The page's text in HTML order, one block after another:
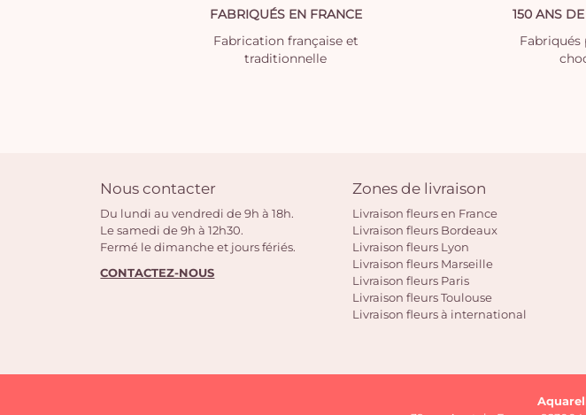
FABRIQUÉS EN FRANCE
Fabrication française et
traditionnelle
150 ANS
Nous contacter
Du lundi au vendredi de 9h à 18h.
Le samedi de 9h à 12h30.
Fermé le dimanche et jours fériés.
CONTACTEZ-NOUS
Zones de livraison
Livraison fleurs en France
Livraison fleurs Bordeaux
Livraison fleurs Lyon
Livraison fleurs Marseille
Livraison fleurs Paris
Livraison fleurs Toulouse
Livraison fleurs à international